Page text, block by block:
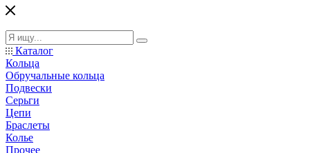
Каталог
Кольца
Обручальные кольца
Подвески
Серьги
Цепи
Браслеты
Колье
Прочее